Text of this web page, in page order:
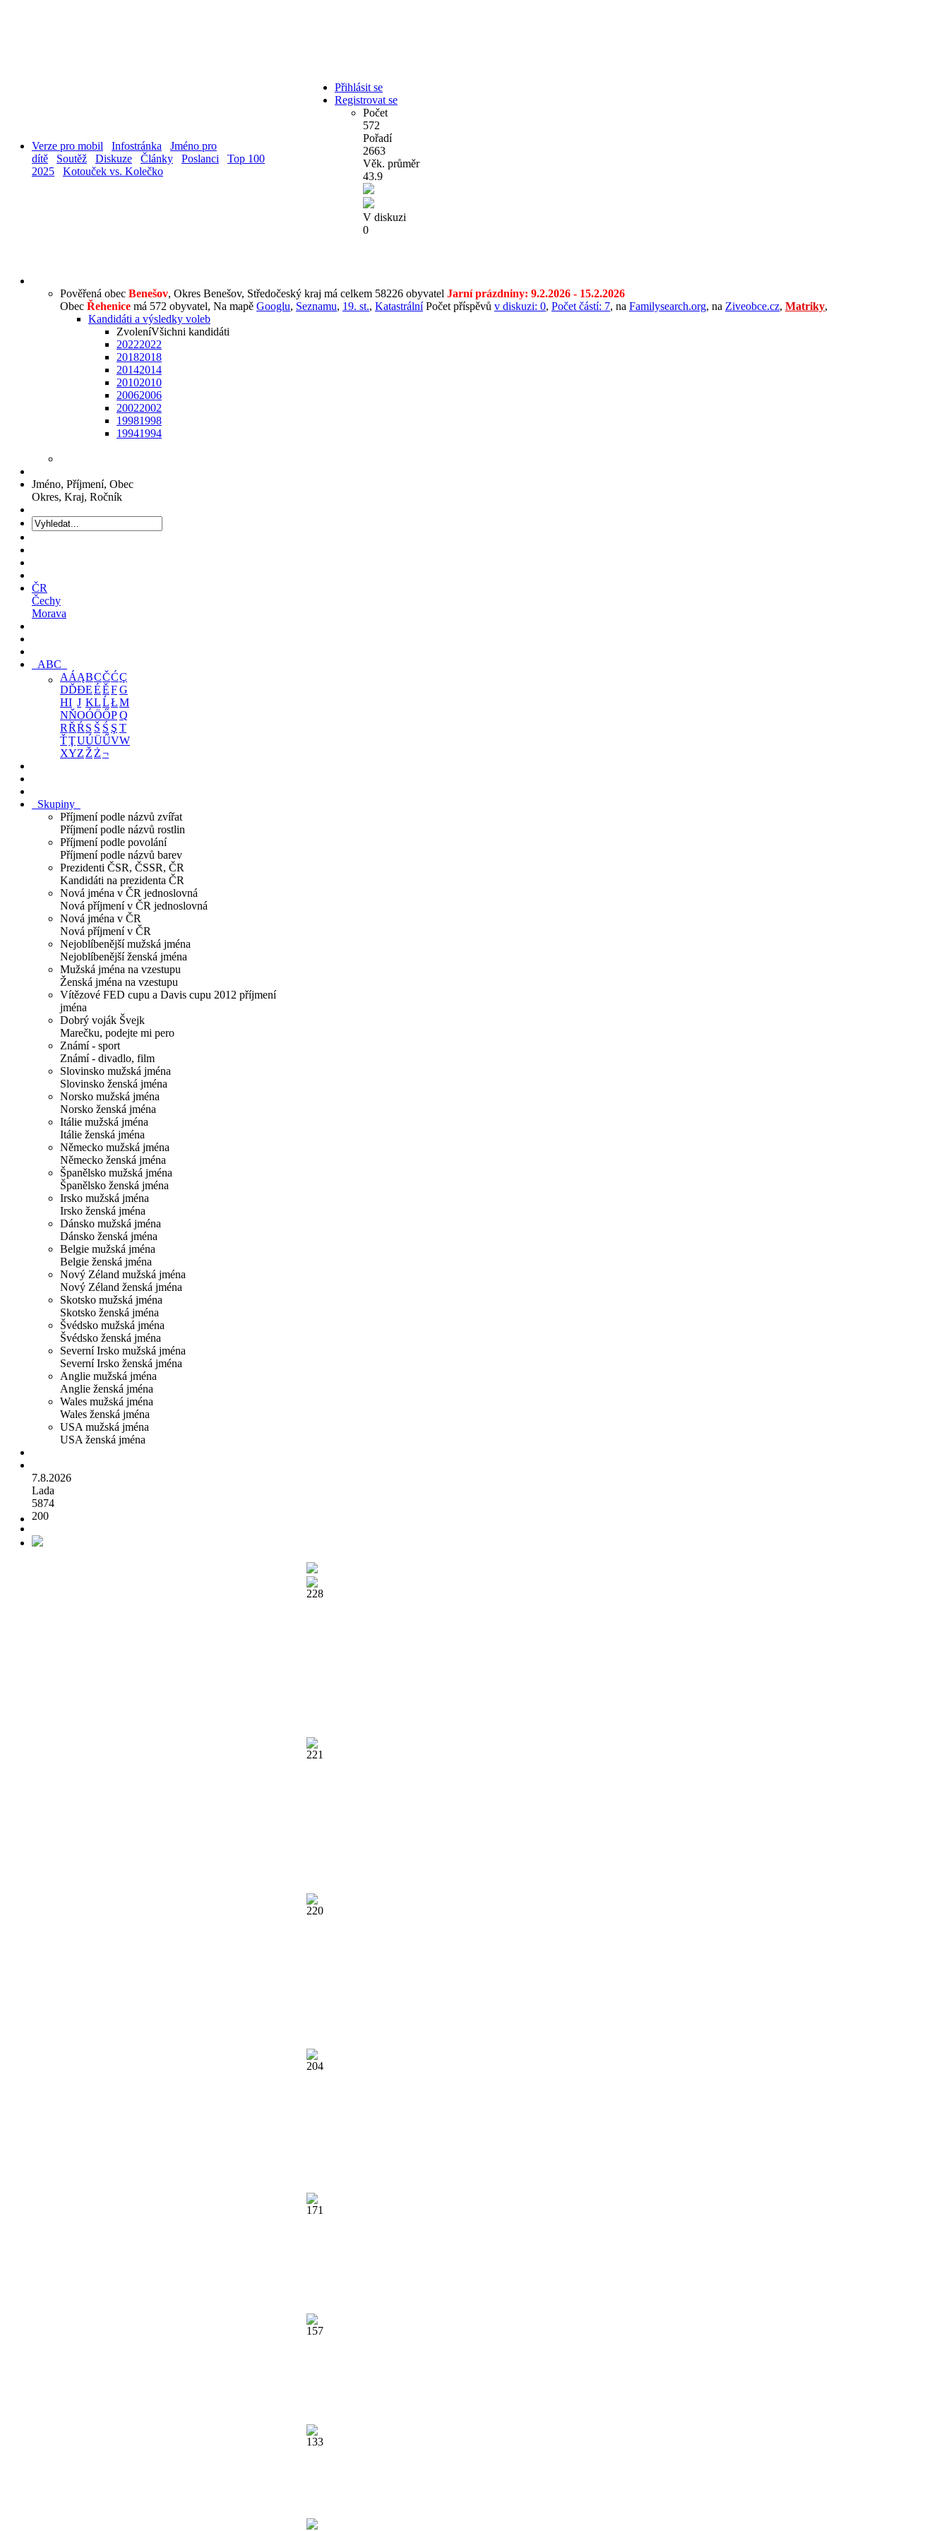
Verze pro mobil Infostránka
Jméno pro
dítě
Soutěž Diskuze Články Poslanci
Top 100
2025
Kotouček vs. Kolečko
Přihlásit se
Registrovat se
Počet
572
Pořadí
2663
Věk. průměr
43.9
V diskuzi
0
Pověřená obec Benešov, Okres Benešov, Středočeský kraj má celkem 58226 obyvatel Jarní prázdniny: 9.2.2026 - 15.2.2026
Obec Řehenice má 572 obyvatel, Na mapě Googlu, Seznamu, 19. st., KatastrálníPočet příspěvů v diskuzi: 0, Počet částí: 7, na Familysearch.org, na Ziveobce.cz, Matriky,
Kandidáti a výsledky voleb
ZvoleníVšichni kandidáti
20222022
20182018
20142014
20102010
20062006
20022002
19981998
19941994
Jméno, Příjmení, Obec
Okres, Kraj, Ročník
ČR
Čechy
Morava
ABC
AÁĄBCČĆÇ
DĎĐEÉĚFG
HI J KLĹŁM
NŇOÓÖŐPQ
RŘŔ S Š Ś Ş T
ŤŢUÚÜŰVW
XYZ Ž Ż¬
Skupiny
Příjmení podle názvů zvířat
Příjmení podle názvů rostlin
Příjmení podle povolání
Příjmení podle názvů barev
Prezidenti ČSR, ČSSR, ČR
Kandidáti na prezidenta ČR
Nová jména v ČR jednoslovná
Nová příjmení v ČR jednoslovná
Nová jména v ČR
Nová příjmení v ČR
Nejoblíbenější mužská jména
Nejoblíbenější ženská jména
Mužská jména na vzestupu
Ženská jména na vzestupu
Vítězové FED cupu a Davis cupu 2012 příjmení
jména
Dobrý voják Švejk
Marečku, podejte mi pero
Známí - sport
Známí - divadlo, film
Slovinsko mužská jména
Slovinsko ženská jména
Norsko mužská jména
Norsko ženská jména
Itálie mužská jména
Itálie ženská jména
Německo mužská jména
Německo ženská jména
Španělsko mužská jména
Španělsko ženská jména
Irsko mužská jména
Irsko ženská jména
Dánsko mužská jména
Dánsko ženská jména
Belgie mužská jména
Belgie ženská jména
Nový Zéland mužská jména
Nový Zéland ženská jména
Skotsko mužská jména
Skotsko ženská jména
Švédsko mužská jména
Švédsko ženská jména
Severní Irsko mužská jména
Severní Irsko ženská jména
Anglie mužská jména
Anglie ženská jména
Wales mužská jména
Wales ženská jména
USA mužská jména
USA ženská jména
7.8.2026
Lada
5874
200